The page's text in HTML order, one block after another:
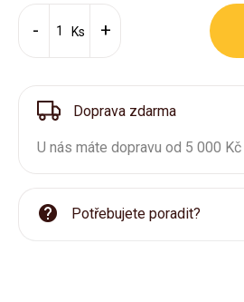
Ks
Doprava zdarma
U nás máte dopravu od 5 000 Kč
Potřebujete poradit?